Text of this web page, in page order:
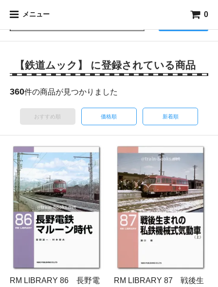
メニュー 0
【鉄道ムック】 に登録されている商品
360件の商品が見つかりました
おすすめ順 価格順 新着順
RM LIBRARY 86 長野電
RM LIBRARY 87 戦後生